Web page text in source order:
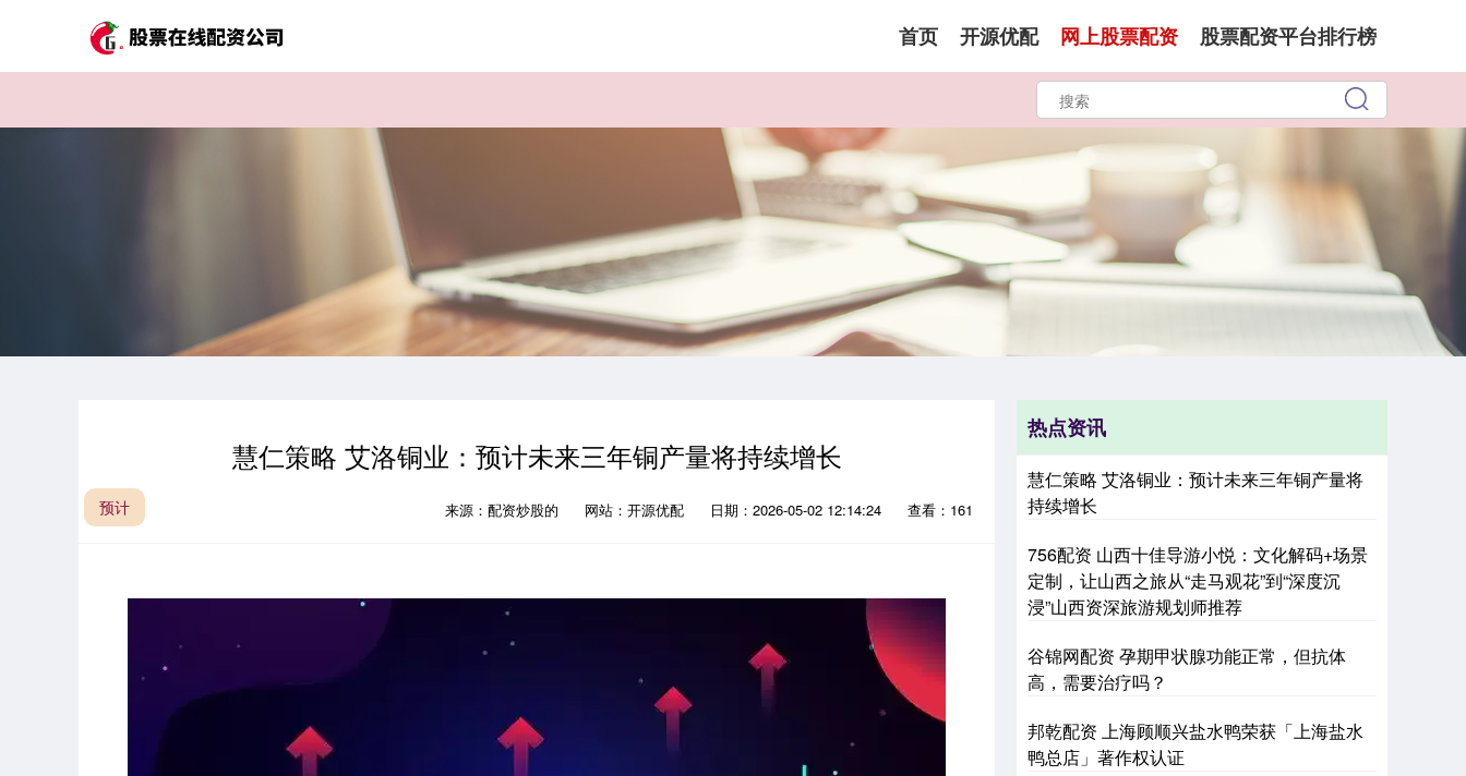
首页 开源优配 网上股票配资 股票配资平台排行榜
慧仁策略 艾洛铜业：预计未来三年铜产量将持续增长
预计 来源：配资炒股的 网站：开源优配 日期：2026-05-02 12:14:24 查看：161
热点资讯
慧仁策略 艾洛铜业：预计未来三年铜产量将
持续增长
756配资 山西十佳导游小悦：文化解码+场景
定制，让山西之旅从“走马观花”到“深度沉
浸”山西资深旅游规划师推荐
谷锦网配资 孕期甲状腺功能正常，但抗体
高，需要治疗吗？
邦乾配资 上海顾顺兴盐水鸭荣获「上海盐水
鸭总店」著作权认证